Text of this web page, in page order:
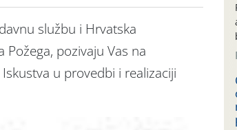
službu i Hrvatska
pozivaju Vas na
u provedbi i realizaciji